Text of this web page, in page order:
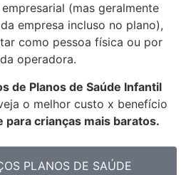
(mas geralmente
empresa incluso no plano),
como pessoa física ou por
operadora.
de Planos de Saúde Infantil
o melhor custo x benefício
para crianças mais baratos.
PLANOS DE SAÚDE